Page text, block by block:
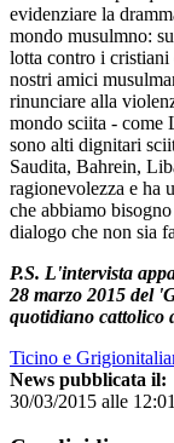
evidenziare la
mondo musulmno:
lotta contro i
nostri amici
rinunciare alla
mondo sciita - come
sono alti dignitari
Saudita, Bahrein,
ragionevolezza e ha
che abbiamo
dialogo che non sia
P.S. L'intervista
28 marzo 2015 del
quotidiano cattolico
Ticino e
News pubblicata il:
30/03/2015 alle 12:01